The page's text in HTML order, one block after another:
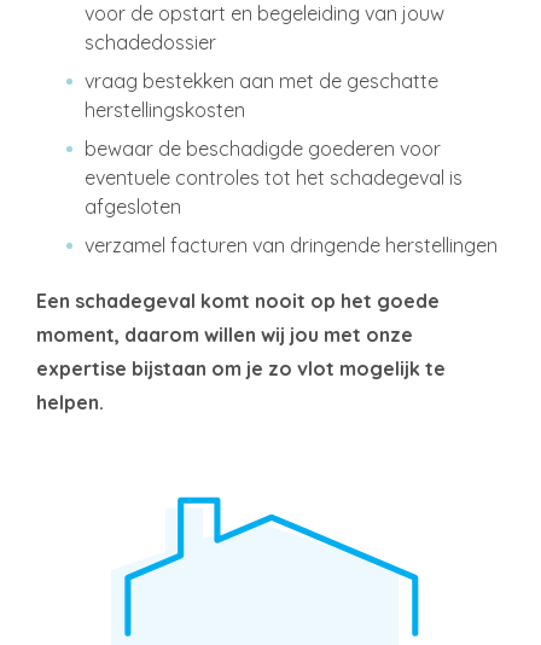
voor de opstart en begeleiding van jouw
schadedossier
vraag bestekken aan met de geschatte
herstellingskosten
bewaar de beschadigde goederen voor
eventuele controles tot het schadegeval is
afgesloten
verzamel facturen van dringende herstellingen
Een schadegeval komt nooit op het goede
moment, daarom willen wij jou met onze
expertise bijstaan om je zo vlot mogelijk te
helpen.